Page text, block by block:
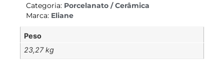
Categoria: Porcelanato / Cerâmica
Marca: Eliane
Peso
23,27 kg